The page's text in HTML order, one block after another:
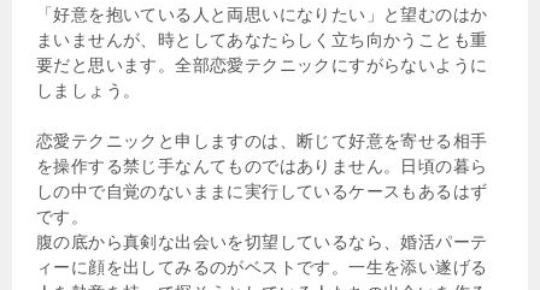
「好意を抱いている人と両思いになりたい」と望むのはか
まいませんが、時としてあなたらしく立ち向かうことも重
要だと思います。全部恋愛テクニックにすがらないように
しましょう。
恋愛テクニックと申しますのは、断じて好意を寄せる相手
を操作する禁じ手なんてものではありません。日頃の暮ら
しの中で自覚のないままに実行しているケースもあるはず
です。
腹の底から真剣な出会いを切望しているなら、婚活パーテ
ィーに顔を出してみるのがベストです。一生を添い遂げる